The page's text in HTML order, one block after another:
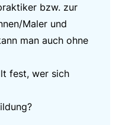
bzw. zur
Maler und
man auch ohne
fest, wer sich